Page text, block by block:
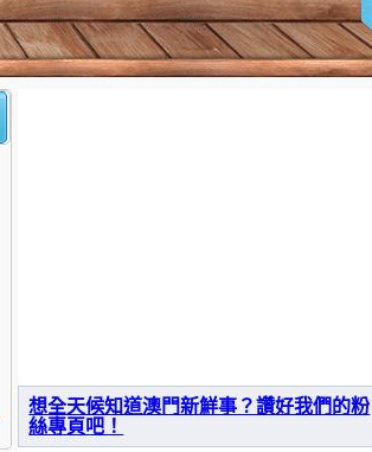
想全天候知道澳門新鮮事？讚好我們的粉
絲專頁吧！